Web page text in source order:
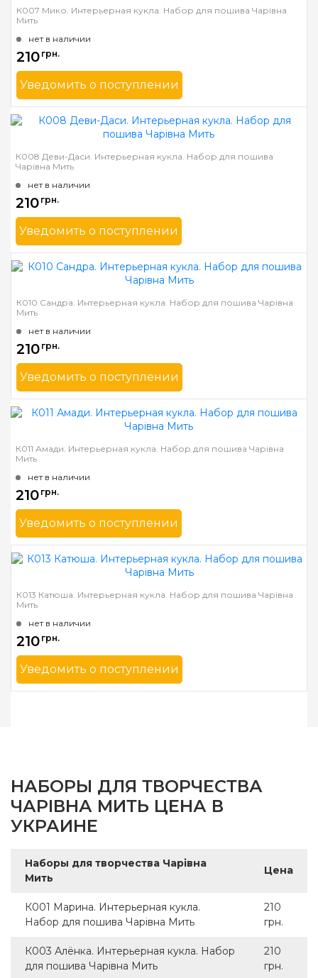
К007 Мико. Интерьерная кукла. Набор для пошива Чарівна
Мить
нет в наличии
210 грн.
Уведомить о поступлении
Бренд
Чарівна Мить
Страна-производитель
Украина
К008 Деви-Даси. Интерьерная кукла. Набор для пошива
Чарівна Мить
нет в наличии
210 грн.
Уведомить о поступлении
Бренд
Чарівна Мить
Страна-производитель
Украина
К010 Сандра. Интерьерная кукла. Набор для пошива Чарівна
Мить
нет в наличии
210 грн.
Уведомить о поступлении
Бренд
Чарівна Мить
Страна-производитель
Украина
К011 Амади. Интерьерная кукла. Набор для пошива Чарівна
Мить
нет в наличии
210 грн.
Уведомить о поступлении
Бренд
Чарівна Мить
Страна-производитель
Украина
К013 Катюша. Интерьерная кукла. Набор для пошива Чарівна
Мить
нет в наличии
210 грн.
Уведомить о поступлении
Бренд
Чарівна Мить
НАБОРЫ ДЛЯ ТВОРЧЕСТВА
ЧАРІВНА МИТЬ ЦЕНА В
УКРАИНЕ
Наборы для творчества Чарівна
Мить
Цена
К001 Марина. Интерьерная кукла.
Набор для пошива Чарівна Мить
210
грн.
К003 Алёнка. Интерьерная кукла. Набор
для пошива Чарівна Мить
210
грн.